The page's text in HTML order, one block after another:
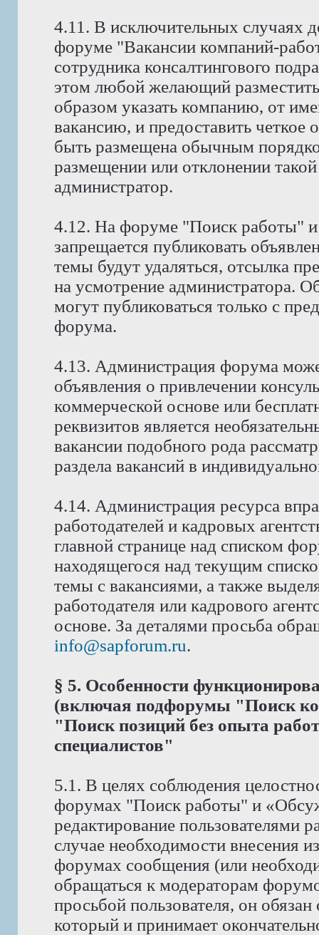
4.11. В исключительных случаях
форуме "Вакансии компаний-
сотрудника консалтингового
этом любой желающий
образом указать компанию, от
вакансию, и предоставить четкое
быть размещена обычным
размещении или отклонении
администратор.
4.12. На форуме "Поиск работы" и
запрещается публиковать
темы будут удаляться, отсылка
на усмотрение администратора.
могут публиковаться только с
форума.
4.13. Администрация форума
объявления о привлечении
коммерческой основе или
реквизитов является
вакансии подобного рода
раздела вакансий в
4.14. Администрация ресурса
работодателей и кадровых
главной странице над списком
находящегося над текущим
темы с вакансиями, а также
работодателя или кадрового
основе. За деталями просьба
info@sapforum.ru.
§ 5. Особенности
(включая подфорумы "Поиск
"Поиск позиций без опыта
специалистов"
5.1. В целях соблюдения
форумах "Поиск работы" и
редактирование
случае необходимости внесения
форумах сообщения (или
обращаться к модераторам
просьбой пользователя, он
который и принимает